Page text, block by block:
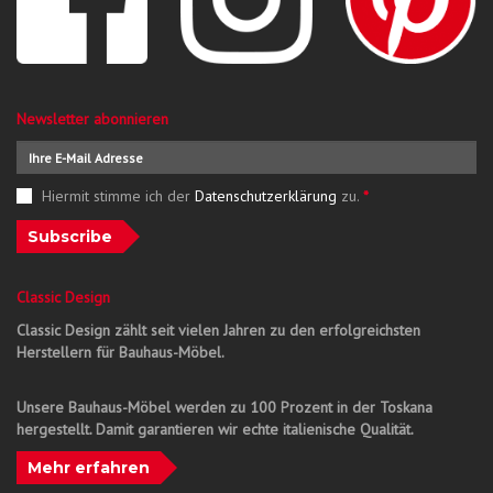
Newsletter abonnieren
Hiermit stimme ich der Datenschutzerklärung zu. *
Subscribe
Classic Design
Classic Design zählt seit vielen Jahren zu den erfolgreichsten
Herstellern für Bauhaus-Möbel.
Unsere Bauhaus-Möbel werden zu 100 Prozent in der Toskana
hergestellt. Damit garantieren wir echte italienische Qualität.
Mehr erfahren